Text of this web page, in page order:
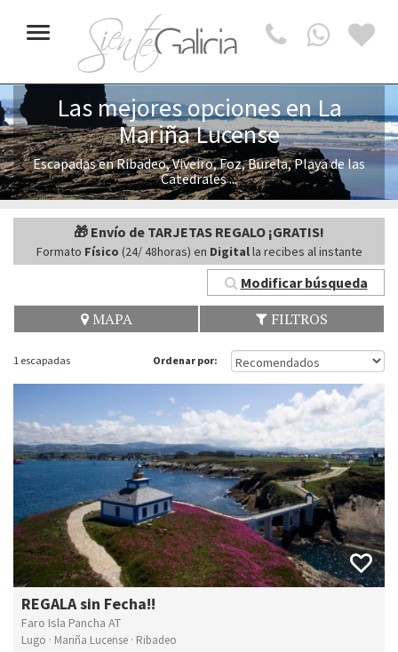
Toggle
navigation
Las mejores opciones en La
Mariña Lucense
Escapadas en Ribadeo, Viveiro, Foz, Burela, Playa de las
Catedrales ...
🎁 Envío de TARJETAS REGALO ¡GRATIS!
Formato Físico (24/ 48horas) en Digitalla recibes al instante
Modificar búsqueda
MAPA FILTROS
1 escapadas Ordenar por:
REGALA sin Fecha!!
Faro Isla Pancha AT
Lugo · Mariña Lucense · Ribadeo